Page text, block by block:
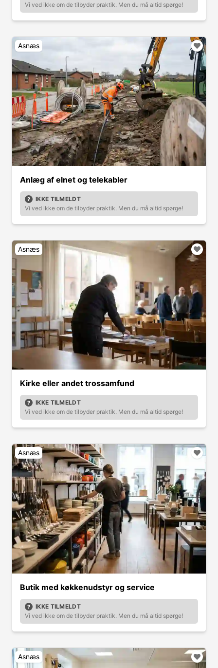
Vi ved ikke om de tilbyder praktik. Men du må altid spørge!
Asnæs
Anlæg af elnet og telekabler
IKKE TILMELDT
Vi ved ikke om de tilbyder praktik. Men du må altid spørge!
Asnæs
Kirke eller andet trossamfund
IKKE TILMELDT
Vi ved ikke om de tilbyder praktik. Men du må altid spørge!
Asnæs
Butik med køkkenudstyr og service
IKKE TILMELDT
Vi ved ikke om de tilbyder praktik. Men du må altid spørge!
Asnæs